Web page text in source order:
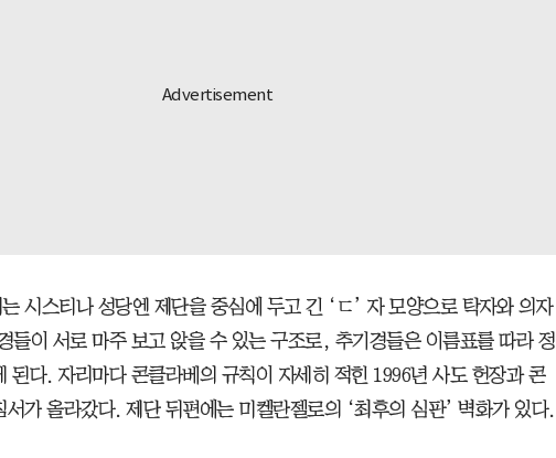
시스티나 성당엔 제단을 중심에 두고 긴 ‘ㄷ’ 자 모양으로 탁자와 의자
들이 서로 마주 보고 앉을 수 있는 구조로, 추기경들은 이름표를 따라 정
된다. 자리마다 콘클라베의 규칙이 자세히 적힌 1996년 사도 헌장과 콘
서가 올라갔다. 제단 뒤편에는 미켈란젤로의 ‘최후의 심판’ 벽화가 있다.